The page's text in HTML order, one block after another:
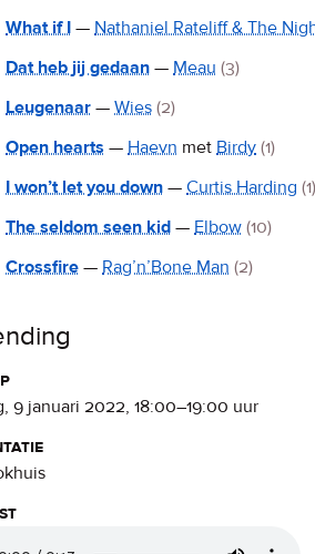
What if I — Nathaniel Rateliff & The
Dat heb jij gedaan — Meau (3)
Leugenaar — Wies (2)
Open hearts — Haevn met Birdy (1)
I won’t let you down — Curtis Harding (1)
The seldom seen kid — Elbow (10)
Crossfire — Rag’n’Bone Man (2)
9 januari 2022, 18:00–19:00 uur